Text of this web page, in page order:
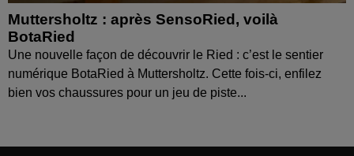
Muttersholtz : après SensoRied, voilà
BotaRied
Une nouvelle façon de découvrir le Ried : c’est le sentier
numérique BotaRied à Muttersholtz. Cette fois-ci, enfilez
bien vos chaussures pour un jeu de piste...